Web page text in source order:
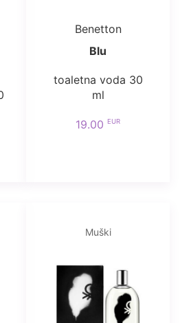
Benetton
Blu
toaletna voda 30
ml
19.00 EUR
Muški